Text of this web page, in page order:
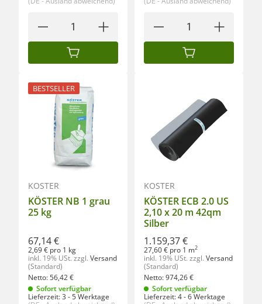
IN DEN WARENKORB IN DEN WARENKORB
BESTSELLER
KÖSTER
KÖSTER NB 1 grau
25 kg
67,14 €
2,69 € pro 1 kg
inkl. 19% USt. zzgl. Versand
(Standard)
Netto:56,42€
Sofort verfügbar
Lieferzeit:3 - 5 Werktage
KÖSTER
KÖSTER ECB 2.0 US
2,10 x 20 m 42qm
Silber
1.159,37 €
27,60 € pro 1 m2
inkl. 19% USt. zzgl. Versand
(Standard)
Netto:974,26€
Sofort verfügbar
Lieferzeit:4 - 6 Werktage